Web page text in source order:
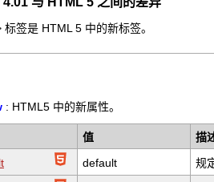
标签是 HTML 5 中的新标签。
: HTML5 中的新属性。
值
描
default 规